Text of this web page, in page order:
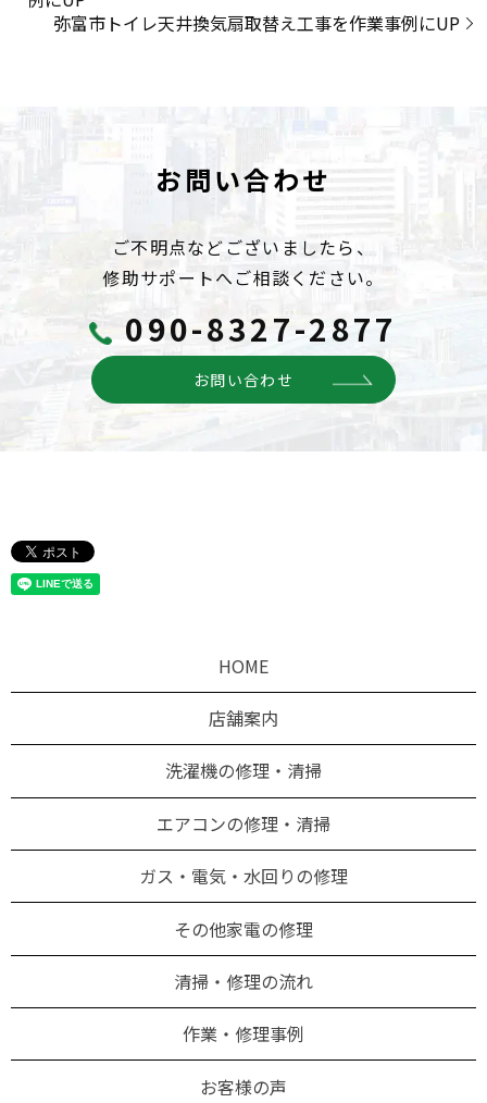
弥富市トイレ天井換気扇取替え工事を作業事例にUP
お問い合わせ
ご不明点などございましたら、
修助サポートへご相談ください。
090-8327-2877
お問い合わせ
HOME
店舗案内
洗濯機の修理・清掃
エアコンの修理・清掃
ガス・電気・水回りの修理
その他家電の修理
清掃・修理の流れ
作業・修理事例
お客様の声